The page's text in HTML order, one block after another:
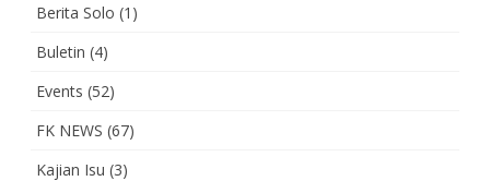
Berita Solo (1)
Buletin (4)
Events (52)
FK NEWS (67)
Kajian Isu (3)